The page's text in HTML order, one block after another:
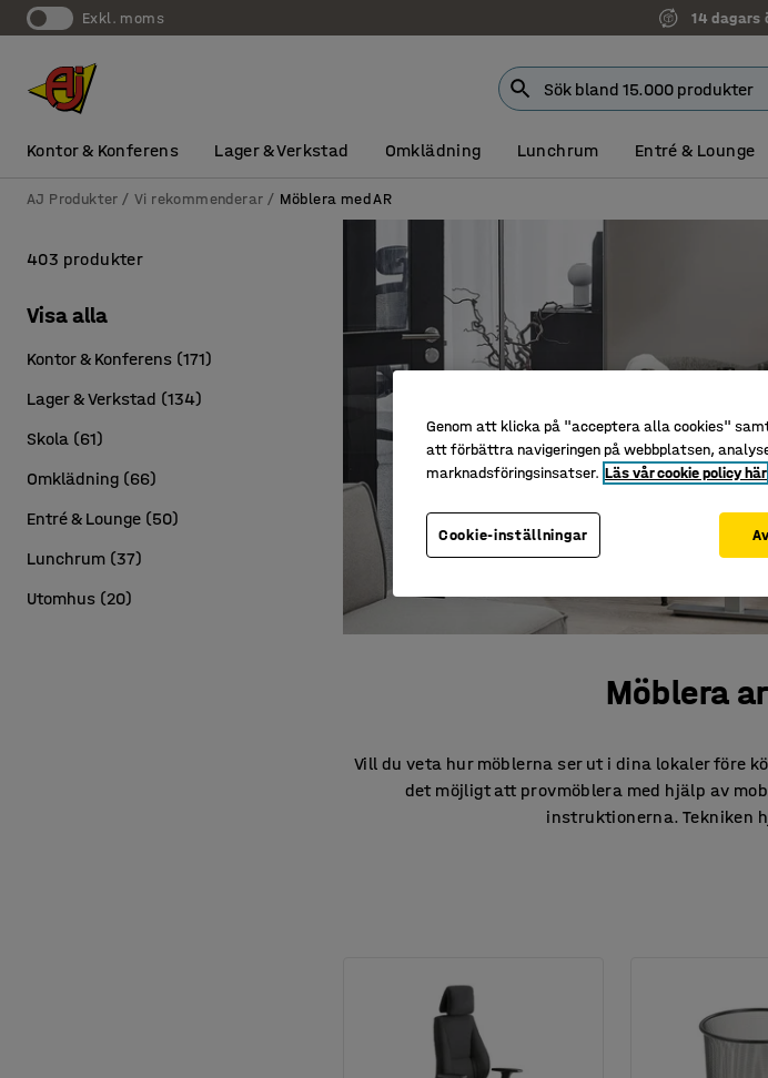
exkl. moms 14 dagars
Kontor & Konferens Lager & Verkstad Omklädning Lunchrum Entré & Lounge
AJ Produkter Vi rekommenderar Möblera med AR
Möblera
Vill du veta hur möblerna ser ut i dina lokaler före
det möjligt att provmöblera med hjälp av
instruktionerna. Tekniken
403 produkter
Visa alla
Kontor & Konferens (171)
Lager & Verkstad (134)
Skola (61)
Omklädning (66)
Entré & Lounge (50)
Lunchrum (37)
Utomhus (20)
Genom att klicka på "acceptera alla cookies"
att förbättra navigeringen på webbplatsen,
marknadsföringsinsatser. Läs vår cookie policy här
Cookie-inställningar